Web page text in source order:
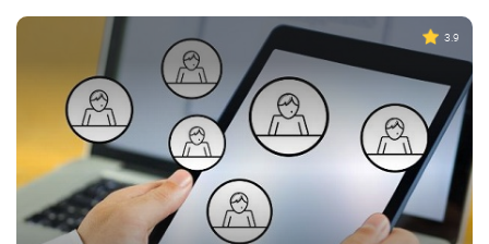
3.9